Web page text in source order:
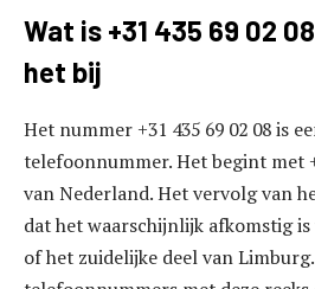
Wat is +31 435 69 02
het bij
Het nummer +31 435 69 02 08 is
telefoonnummer. Het begint met
van Nederland. Het vervolg van
dat het waarschijnlijk afkomstig
of het zuidelijke deel van